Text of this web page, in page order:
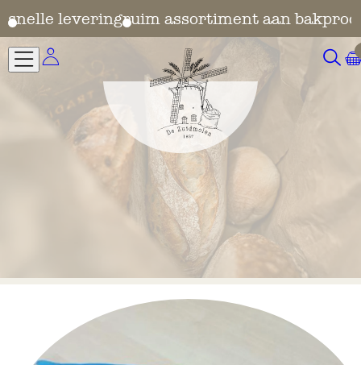
snelle leveringruim assortiment aan